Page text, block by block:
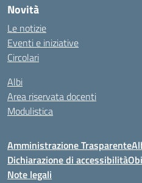
Novità
Le notizie
Eventi e iniziative
Circolari
Albi
Area riservata docenti
Modulistica
Amministrazione Trasparente
Dichiarazione di accessibilità
Note legali